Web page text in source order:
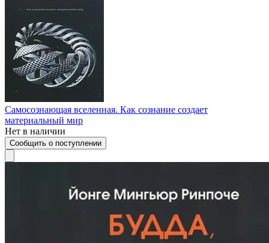
Самосознающая вселенная. Как сознание создает
материальный мир
Нет в наличии
Сообщить о поступлении